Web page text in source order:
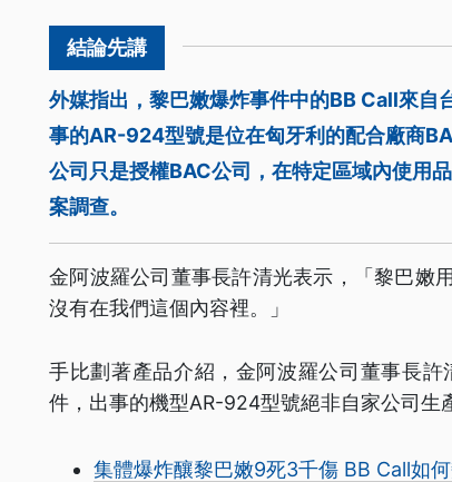
外媒指出，黎巴嫩爆炸事件中的BB Call來自
事的AR-924型號是位在匈牙利的配合廠商
公司只是授權BAC公司，在特定區域內使用
案調查。
金阿波羅公司董事長許清光表示，「黎巴嫩
沒有在我們這個內容裡。」
手比劃著產品介紹，金阿波羅公司董事長
件，出事的機型AR-924型號絕非自家公司生
集體爆炸釀黎巴嫩9死3千傷 BB Call如